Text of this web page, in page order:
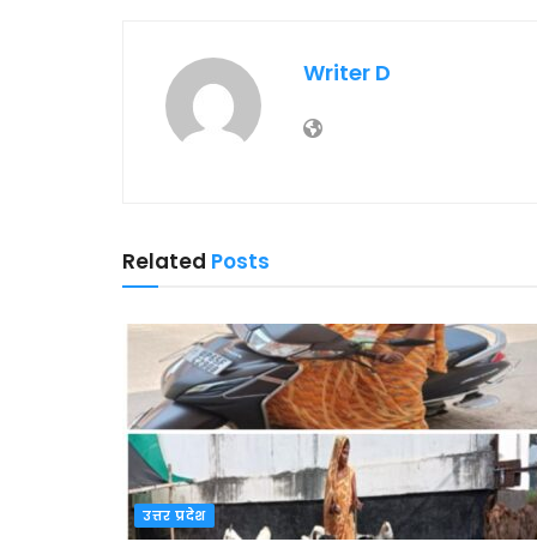
Writer D
Related Posts
उत्तर प्रदेश